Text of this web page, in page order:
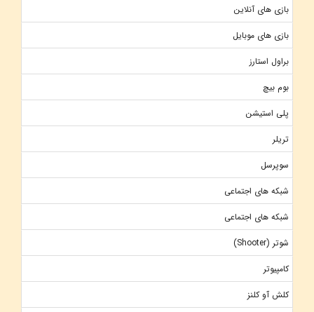
بازی های آنلاین
بازی های موبایل
براول استارز
بوم بیچ
پلی استیشن
تریلر
سوپرسل
شبکه های اجتماعی
شبکه های اجتماعی
شوتر (Shooter)
کامپیوتر
کلش آو کلنز